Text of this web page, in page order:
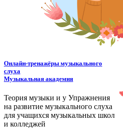
Онлайн-тренажёры музыкального
слуха
Музыкальная академия
Теория музыки и у Упражнения
на развитие музыкального слуха
для учащихся музыкальных школ
и колледжей